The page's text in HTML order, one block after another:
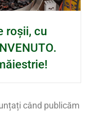
roșii, cu
când publicăm